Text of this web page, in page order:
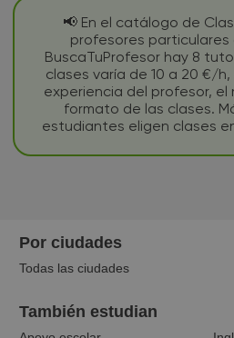
📢 En el catálogo de
profesores particulares
BuscaTuProfesor hay 8
clases varía de 10 a 20 €/
experiencia del profesor, el
formato de las clases.
estudiantes eligen clases
Por ciudades
Todas las ciudades
También estudian